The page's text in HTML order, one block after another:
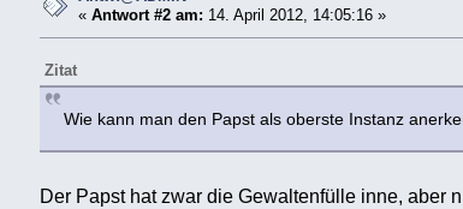
«Antwort #2 am: 14. April 2012, 14:05:16 »
Zitat
Wie kann man den Papst als oberste Instanz
Der Papst hat zwar die Gewaltenfülle inne, aber